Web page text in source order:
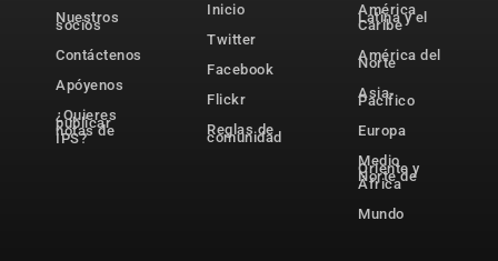
Nuestros
socios
Contáctenos
Apóyenos
¿Quieres
publicar
notas de
IPS?
Inicio
Twitter
Facebook
Flickr
Reglas de
comunidad
América
Latina y el
Caribe
América del
Norte
Asia-
Pacífico
Europa
Medio
Oriente y
Norte de
África
Mundo